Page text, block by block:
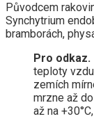
Původcem
Synchytrium
bramborách,
Pro odkaz.
teploty
zemích
mrzne až
až na